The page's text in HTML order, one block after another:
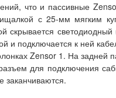
что и пассивные
с 25-мм мягким
и подключается к ней
Zensor 1. На
для подключения
заканчиваются.